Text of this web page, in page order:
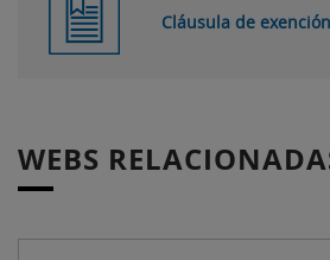
Cláusula de
WEBS